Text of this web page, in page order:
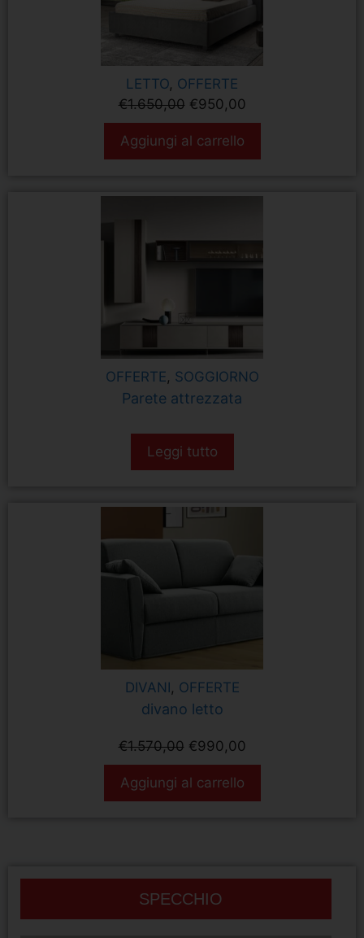
LETTO, OFFERTE
€1.650,00 €950,00
Aggiungi al carrello
OFFERTE, SOGGIORNO
Parete attrezzata
Leggi tutto
DIVANI, OFFERTE
divano letto
€1.570,00 €990,00
Aggiungi al carrello
SPECCHIO